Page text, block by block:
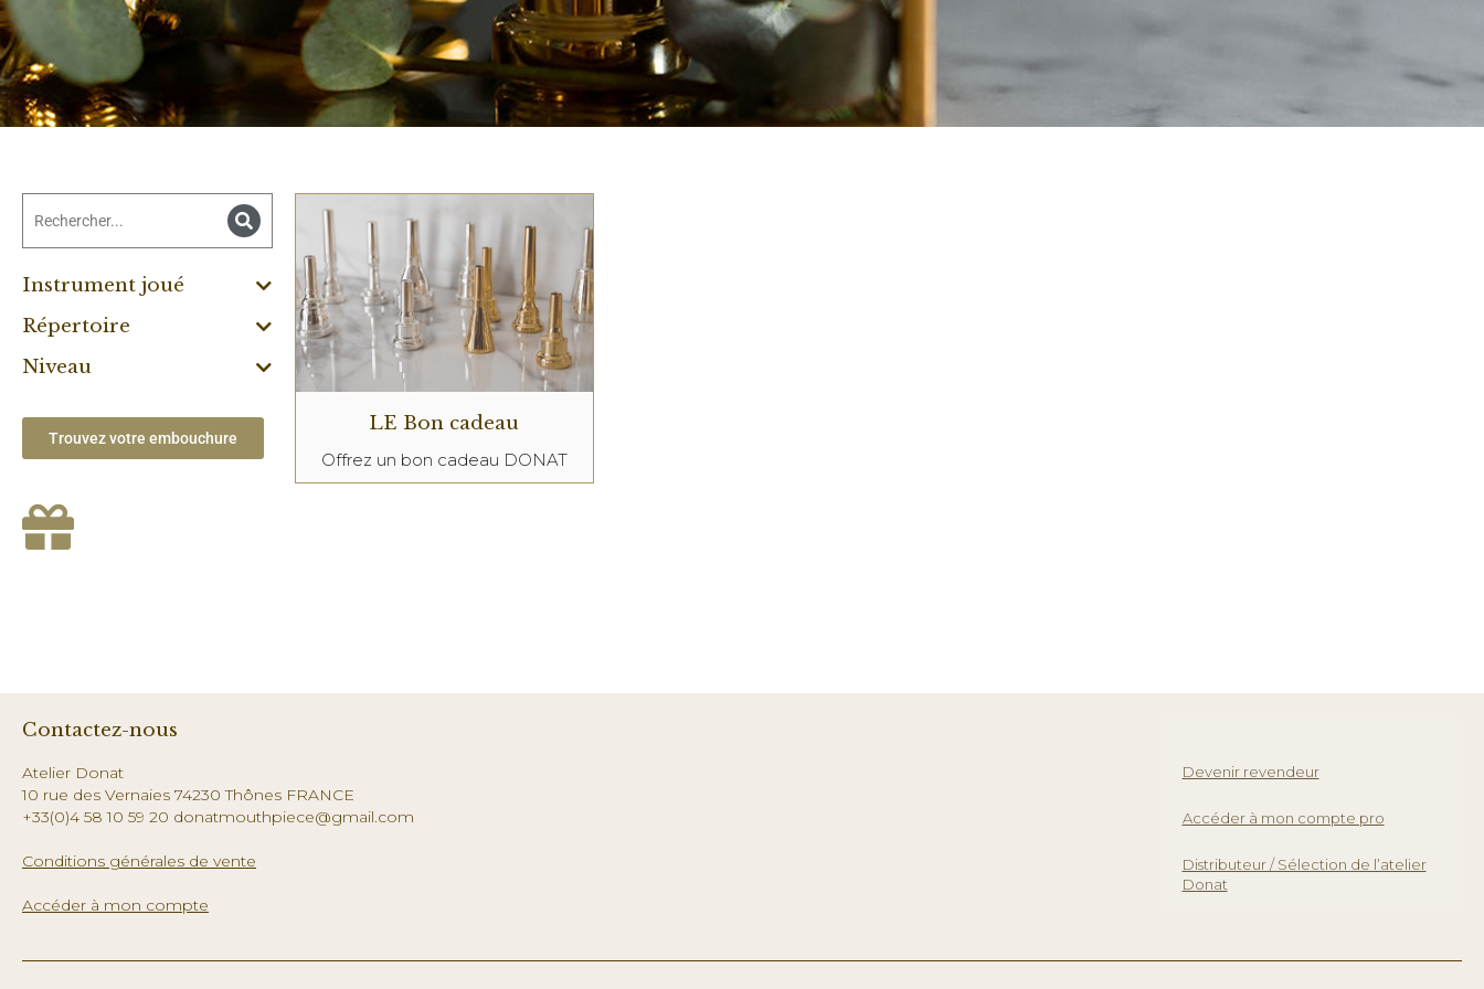
Instrument joué
Répertoire
Niveau
Trouvez votre embouchure
LE Bon cadeau
Offrez un bon cadeau DONAT
Contactez-nous
Atelier Donat
10 rue des Vernaies 74230 Thônes FRANCE
+33(0)4 58 10 59 20 donatmouthpiece@gmail.com
Conditions générales de vente
Accéder à mon compte
Devenir revendeur
Accéder à mon compte pro
Distributeur / Sélection de l’atelier
Donat